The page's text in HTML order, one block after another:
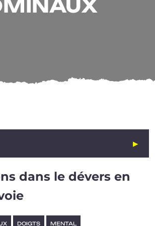
dans le dévers en
DOIGTS MENTAL